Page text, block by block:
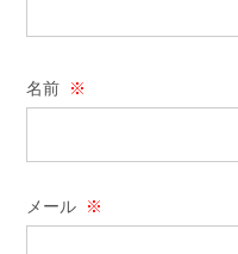
名前 ※
メール ※